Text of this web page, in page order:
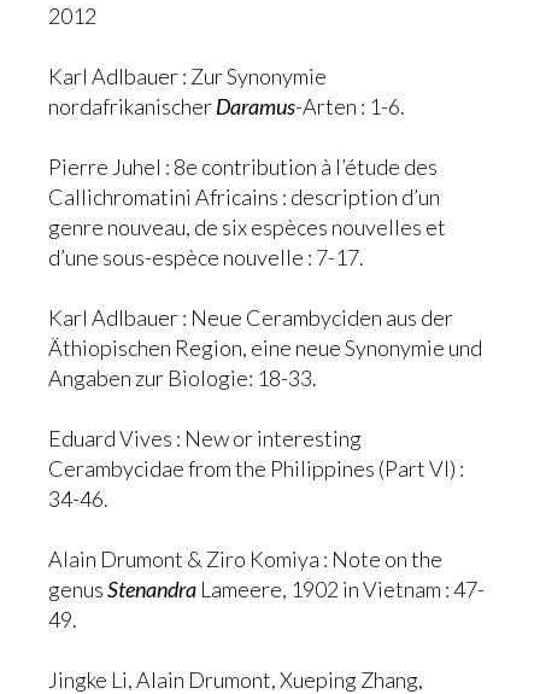
2012
Karl Adlbauer : Zur Synonymie
nordafrikanischerDaramus-Arten : 1-6.
Pierre Juhel : 8e contribution à l’étude des
Callichromatini Africains : description d’un
genre nouveau, de six espèces nouvelles et
d’une sous-espèce nouvelle : 7-17.
Karl Adlbauer : Neue Cerambyciden aus der
Äthiopischen Region, eine neue Synonymie und
Angaben zur Biologie: 18-33.
Eduard Vives : New or interesting
Cerambycidae from the Philippines (Part VI) :
34-46.
Alain Drumont & Ziro Komiya : Note on the
genusStenandra Lameere, 1902 in Vietnam : 47-
49.
Jingke Li, Alain Drumont, Xueping Zhang,